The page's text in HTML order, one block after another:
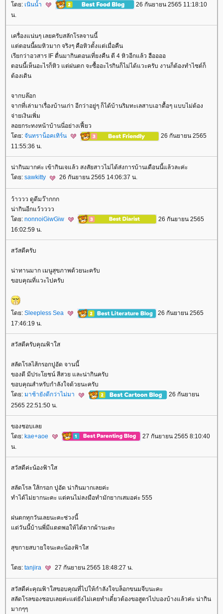
ดย: เนินน้ำ
26 กันยายน 2565 11:18:10
น.
เครื่องแน่นๆ เลยครับสลักโรลจานนี้
ต่ตอนนี้ผมหิวมาก จริงๆ คือหิวตั้งแต่เมื่อคืน
เรียกว่าอวสาร IF ตื่นมากินตอนเที่ยงคืน ตี 4 หิวอีกแล้ว ฮืออออ
ตอนนี้เห็นอะไรก็หิว แต่ฝนตก จะซื้ออะไรกินก็ไม่ได้แวะครับ งานก็ต้องทำไซต์ก็
ต้องเดิน
จากบล๊อก
จากที่เล่ามาเรื่องบ้านเก่า อีกว่าอยู่ๆ ก็ได้บ้านริมทะเลสาบเอาดื้อๆ แบบไม่ต้อง
จ่ายเงินเพิ่ม
ลอยกระทงหน้าบ้านนี่อย่างเฟี้ยว
ดย: จันทราน็อคเทิร์น
26 กันยายน 2565
11:55:36 น.
น่ากินมากค่ะ เข้ากินเจแล้ว สงสัยสาวไม่ได้ส่งการบ้านเดือนนี้แล้วละค่ะ
ดย: sawkitty 26 กันยายน 2565 14:06:37 น.
ว้าววว ดูดีมว๊ากกก
น่ากินอีกแว้วววว
ดย: nonnoiGiwGiw
26 กันยายน 2565
16:02:59 น.
สวัสดีครับ
น่าทานมาก เมนูสุขภาพด้วยนะครับ
ขอบคุณที่แวะไปครับ
ดย: Sleepless Sea
26 กันยายน 2565
17:46:19 น.
สวัสดีครับคุณฟ้าใส
สลัดโรลไส้กรอกปูอัด จานนี้
ของดี มีประโยชน์ สีสวย และน่ากินครับ
ขอบคุณสำหรับกำลังใจด้วยนะครับ
ดย: มาช้ายังดีกว่าไม่มา
26 กันยายน
2565 22:51:50 น.
ของชอบเล
ดย: kae+aoe
27 กันยายน 2565 8:10:40
น.
สวัสดีค่ะน้องฟ้าใส
สลัดโรล ใส้กรอก ปูอัด น่ากินมากเลยค่ะ
ทำได้ไม่ยากนะคะ แต่คนไม่ลงมือทำมักยากเสมอค่ะ 555
ฝนตกทุกวันเลยนะคะช่วงนี้
ต่วันนี้บ้านพี่มีแดดพอให้ได้ตากผ้านะคะ
สุขกายสบายใจนะคะน้องฟ้าใส
ดย: tanjira 27 กันยายน 2565 18:48:27 น.
สวัสดีค่ะคุณฟ้าใสขอบคุณที่ไปให้กำลังใจบล็อกขนมจีบนะคะ
สลัดโรลของชอบเลยค่ะแต่ยังไม่เคยทำเดี๋ยวต้องขอสูตรไปบองบ้างแล้วค่ะ น่ากิน
มากๆๆ